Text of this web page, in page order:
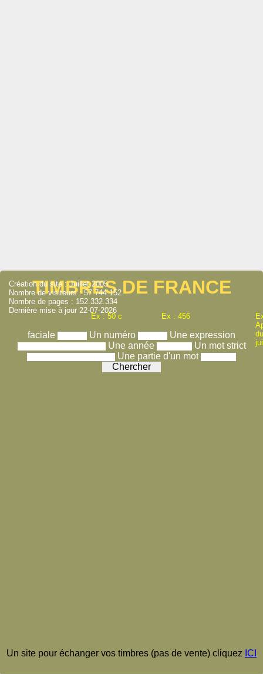
TIMBRES DE FRANCE
Ex : 50 c Ex : 456
faciale Un numéro
Une expression
Une année
Un mot strict
Une partie d'un mot
Création du site : Juillet 2005
Nombre de visiteurs : 57.744.152
Nombre de pages : 152.332.334
Dernière mise à jour 22-07-2026
Un site pour échanger vos timbres (pas de vente) cliquez ICI